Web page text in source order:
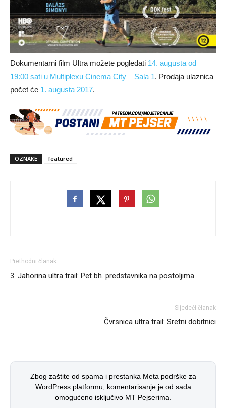
Dokumentarni film Ultra možete pogledati 14. augusta od
19:00 sati u Multiplexu Cinema City – Sala 1. Prodaja ulaznica
počet će 1. augusta 2017.
OZNAKE featured
Prethodni članak
3. Jahorina ultra trail: Pet bh. predstavnika na postoljima
Sljedeći članak
Čvrsnica ultra trail: Sretni dobitnici
Zbog zaštite od spama i prestanka Meta podrške za
WordPress platformu, komentarisanje je od sada
omogućeno isključivo MT Pejserima.